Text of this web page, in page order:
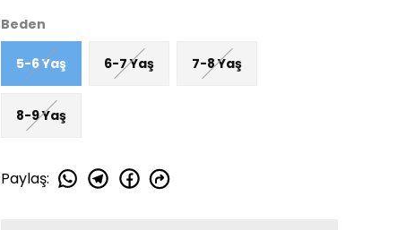
Beden
5-6 Yaş 6-7 Yaş 7-8 Yaş
8-9 Yaş
Paylaş: